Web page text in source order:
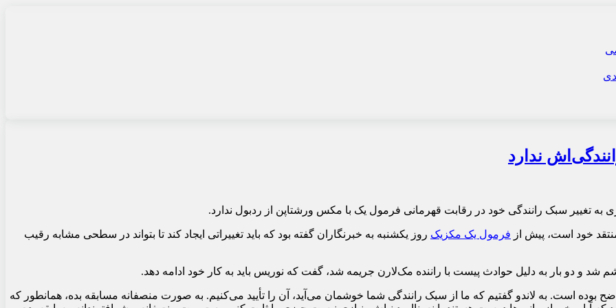
ندارد
به تغییر سبک رانندگی خود در رقابت قهرمانی فرمول یک با مکس ورشتاپن از ردبول ندارد.
منتقد خود است، پیش از فرمول یک مکزیک روز یکشنبه به خبرنگاران گفته بود که باید تغییراتی ایجاد کند تا بتواند در سطحی مشابه رقیب
و دو بار به دلیل حوادث پیست با راننده مک‌لارن جریمه شد، گفت که نوریس باید به کار خود ادامه دهد.
است. به لاندو گفتیم که ما از سبک رانندگی شما خوشمان می‌آید، آن را تأیید می‌کنیم. به صورت منصفانه مسابقه بده، همانطور که